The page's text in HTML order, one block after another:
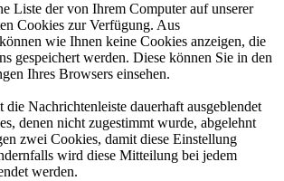
Liste der von Ihrem Computer auf unserer
Cookies zur Verfügung. Aus
wie Ihnen keine Cookies anzeigen, die
gespeichert werden. Diese können Sie in den
Ihres Browsers einsehen.
Nachrichtenleiste dauerhaft ausgeblendet
denen nicht zugestimmt wurde, abgelehnt
zwei Cookies, damit diese Einstellung
wird diese Mitteilung bei jedem
werden.